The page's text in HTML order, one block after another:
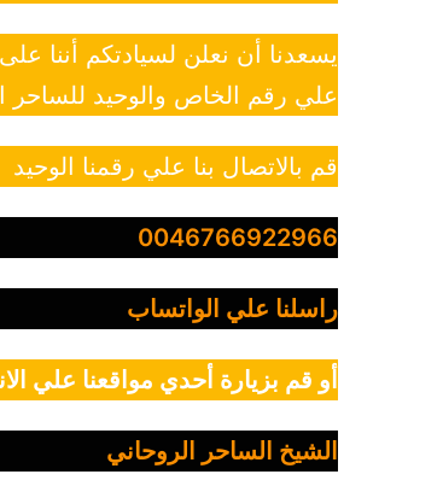
يسعدنا أن نعلن لسيادتكم أننا
علي رقم الخاص والوحيد للساحر
قم بالاتصال بنا علي رقمنا الوحيد
0046766922966
راسلنا علي الواتساب
أو قم بزيارة أحدي مواقعنا علي
الشيخ الساحر الروحاني